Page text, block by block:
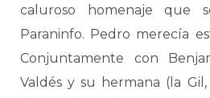
caluroso homenaje que
Paraninfo. Pedro merecía
Conjuntamente con
Valdés y su hermana (la